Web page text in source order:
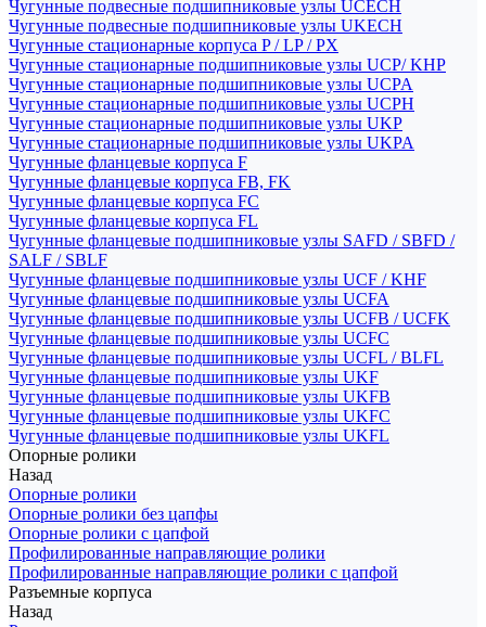
Чугунные подвесные подшипниковые узлы UCECH
Чугунные подвесные подшипниковые узлы UKECH
Чугунные стационарные корпуса P / LP / PX
Чугунные стационарные подшипниковые узлы UCP/ KHP
Чугунные стационарные подшипниковые узлы UCPA
Чугунные стационарные подшипниковые узлы UCPH
Чугунные стационарные подшипниковые узлы UKP
Чугунные стационарные подшипниковые узлы UKPA
Чугунные фланцевые корпуса F
Чугунные фланцевые корпуса FB, FK
Чугунные фланцевые корпуса FC
Чугунные фланцевые корпуса FL
Чугунные фланцевые подшипниковые узлы SAFD / SBFD /
SALF / SBLF
Чугунные фланцевые подшипниковые узлы UCF / KHF
Чугунные фланцевые подшипниковые узлы UCFA
Чугунные фланцевые подшипниковые узлы UCFB / UCFK
Чугунные фланцевые подшипниковые узлы UCFC
Чугунные фланцевые подшипниковые узлы UCFL / BLFL
Чугунные фланцевые подшипниковые узлы UKF
Чугунные фланцевые подшипниковые узлы UKFB
Чугунные фланцевые подшипниковые узлы UKFC
Чугунные фланцевые подшипниковые узлы UKFL
Опорные ролики
Назад
Опорные ролики
Опорные ролики без цапфы
Опорные ролики с цапфой
Профилированные направляющие ролики
Профилированные направляющие ролики с цапфой
Разъемные корпуса
Назад